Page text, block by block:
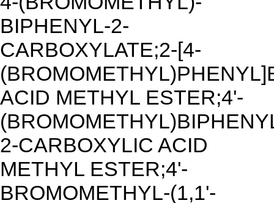
BIPHENYL-2-
CARBOXYLATE;2-[4-
ACID METHYL ESTER;4'-
2-CARBOXYLIC ACID
METHYL ESTER;4'-
BROMOMETHYL-(1,1'-